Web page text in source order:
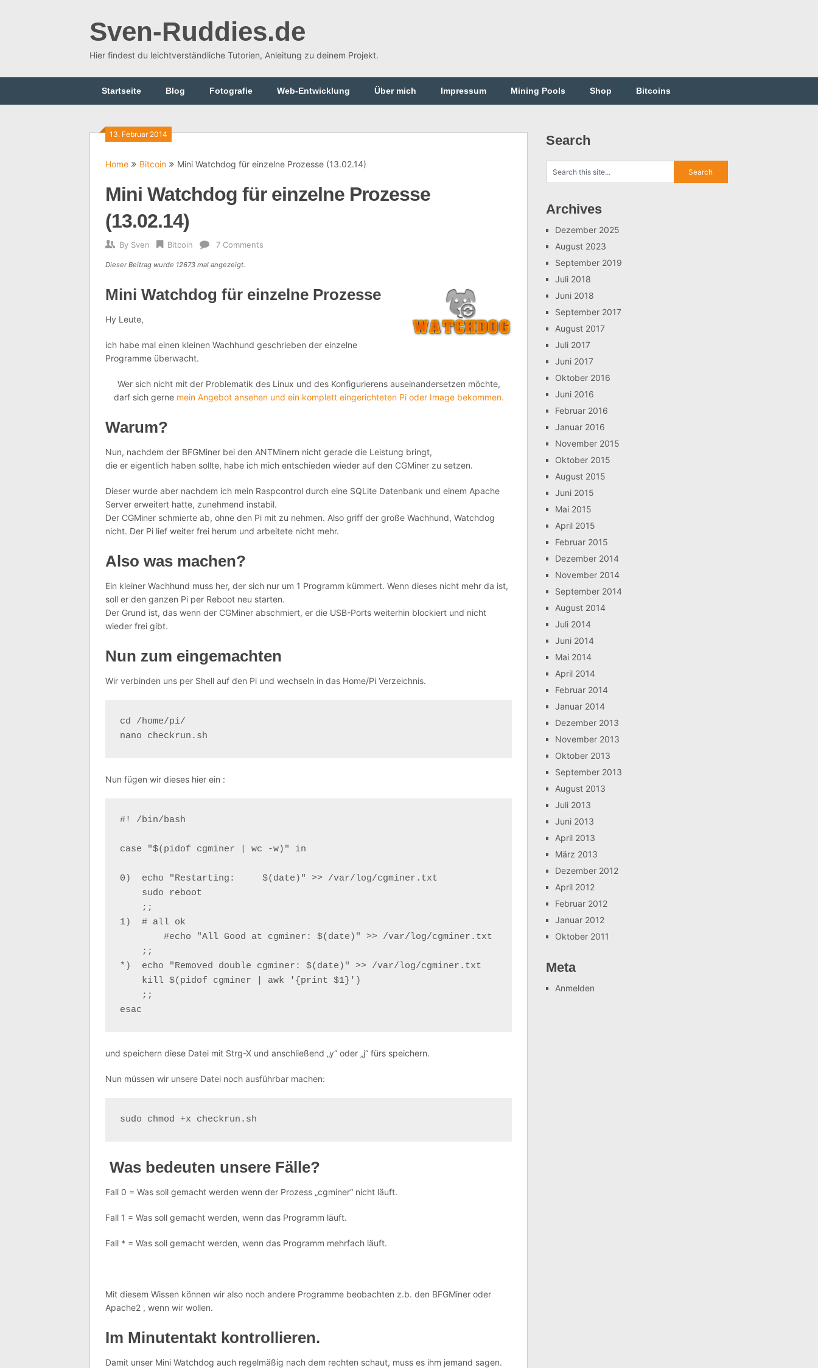
Sven-Ruddies.de
Hier findest du leichtverständliche Tutorien, Anleitung zu deinem Projekt.
Startseite Blog Fotografie Web-Entwicklung Über mich Impressum Mining Pools Shop Bitcoins
13. Februar 2014
Home Bitcoin Mini Watchdog für einzelne Prozesse (13.02.14)
Mini Watchdog für einzelne Prozesse
(13.02.14)
By Sven Bitcoin 7 Comments
Dieser Beitrag wurde 12673 mal angezeigt.
Mini Watchdog für einzelne Prozesse
Hy Leute,
ich habe mal einen kleinen Wachhund geschrieben der einzelne
Programme überwacht.
Wer sich nicht mit der Problematik des Linux und des Konfigurierens auseinandersetzen möchte,
darf sich gerne mein Angebot ansehen und ein komplett eingerichteten Pi oder Image bekommen.
Warum?
Nun, nachdem der BFGMiner bei den ANTMinern nicht gerade die Leistung bringt,
die er eigentlich haben sollte, habe ich mich entschieden wieder auf den CGMiner zu setzen.
Dieser wurde aber nachdem ich mein Raspcontrol durch eine SQLite Datenbank und einem Apache
Server erweitert hatte, zunehmend instabil.
Der CGMiner schmierte ab, ohne den Pi mit zu nehmen. Also griff der große Wachhund, Watchdog
nicht. Der Pi lief weiter frei herum und arbeitete nicht mehr.
Also was machen?
Ein kleiner Wachhund muss her, der sich nur um 1 Programm kümmert. Wenn dieses nicht mehr da ist,
soll er den ganzen Pi per Reboot neu starten.
Der Grund ist, das wenn der CGMiner abschmiert, er die USB-Ports weiterhin blockiert und nicht
wieder frei gibt.
Nun zum eingemachten
Wir verbinden uns per Shell auf den Pi und wechseln in das Home/Pi Verzeichnis.
cd /home/pi/
nano checkrun.sh
Nun fügen wir dieses hier ein :
#! /bin/bash
case "$(pidof cgminer | wc -w)" in
0)  echo "Restarting:     $(date)" >> /var/log/cgminer.txt
    sudo reboot
    ;;
1)  # all ok
    ;;
*)  echo "Removed double cgminer: $(date)" >> /var/log/cgminer.txt
    kill $(pidof cgminer | awk '{print $1}')
    ;;
esac
und speichern diese Datei mit Strg-X und anschließend „y“ oder „j“ fürs speichern.
Nun müssen wir unsere Datei noch ausführbar machen:
sudo chmod +x checkrun.sh
Was bedeuten unsere Fälle?
Fall 0 = Was soll gemacht werden wenn der Prozess „cgminer“ nicht läuft.
Fall 1 = Was soll gemacht werden, wenn das Programm läuft.
Fall * = Was soll gemacht werden, wenn das Programm mehrfach läuft.
Mit diesem Wissen können wir also noch andere Programme beobachten z.b. den BFGMiner oder
Apache2 , wenn wir wollen.
Im Minutentakt kontrollieren.
Damit unser Mini Watchdog auch regelmäßig nach dem rechten schaut, muss es ihm jemand sagen.
Search
Archives
Dezember 2025
August 2023
September 2019
Juli 2018
Juni 2018
September 2017
August 2017
Juli 2017
Juni 2017
Oktober 2016
Juni 2016
Februar 2016
Januar 2016
November 2015
Oktober 2015
August 2015
Juni 2015
Mai 2015
April 2015
Februar 2015
Dezember 2014
November 2014
September 2014
August 2014
Juli 2014
Juni 2014
Mai 2014
April 2014
Februar 2014
Januar 2014
Dezember 2013
November 2013
Oktober 2013
September 2013
August 2013
Juli 2013
Juni 2013
April 2013
März 2013
Dezember 2012
April 2012
Februar 2012
Januar 2012
Oktober 2011
Meta
Anmelden